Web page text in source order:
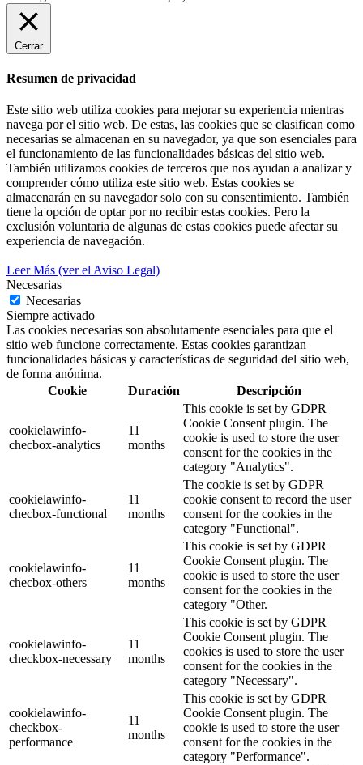
Cerrar
Resumen de privacidad
Este sitio web utiliza cookies para mejorar su experiencia mientras
navega por el sitio web. De estas, las cookies que se clasifican como
necesarias se almacenan en su navegador, ya que son esenciales para
el funcionamiento de las funcionalidades básicas del sitio web.
También utilizamos cookies de terceros que nos ayudan a analizar y
comprender cómo utiliza este sitio web. Estas cookies se
almacenarán en su navegador solo con su consentimiento. También
tiene la opción de optar por no recibir estas cookies. Pero la
exclusión voluntaria de algunas de estas cookies puede afectar su
experiencia de navegación.
Leer Más (ver el Aviso Legal)
Necesarias
Necesarias
Siempre activado
Las cookies necesarias son absolutamente esenciales para que el
sitio web funcione correctamente. Estas cookies garantizan
funcionalidades básicas y características de seguridad del sitio web,
de forma anónima.
Cookie
Duración Descripción
cookielawinfo-
checbox-analytics
11
months
This cookie is set by GDPR
Cookie Consent plugin. The
cookie is used to store the user
consent for the cookies in the
category "Analytics".
cookielawinfo-
checbox-functional
11
months
The cookie is set by GDPR
cookie consent to record the user
consent for the cookies in the
category "Functional".
cookielawinfo-
checbox-others
11
months
This cookie is set by GDPR
Cookie Consent plugin. The
cookie is used to store the user
consent for the cookies in the
category "Other.
cookielawinfo-
checkbox-necessary
11
months
This cookie is set by GDPR
Cookie Consent plugin. The
cookies is used to store the user
consent for the cookies in the
category "Necessary".
cookielawinfo-
checkbox-
performance
11
months
This cookie is set by GDPR
Cookie Consent plugin. The
cookie is used to store the user
consent for the cookies in the
category "Performance".